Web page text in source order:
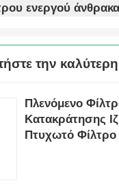
ενεργού άνθρακα
την καλύτερη
Πλενόμενο
Κατακράτησης
Πτυχωτό Φίλτρο